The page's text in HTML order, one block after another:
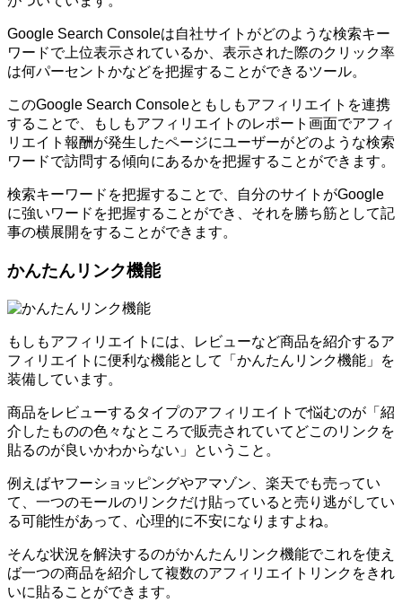
Google Search Consoleは自社サイトがどのような検索キー
ワードで上位表示されているか、表示された際のクリック率
は何パーセントかなどを把握することができるツール。
このGoogle Search Consoleともしもアフィリエイトを連携
することで、もしもアフィリエイトのレポート画面でアフィ
リエイト報酬が発生したページにユーザーがどのような検索
ワードで訪問する傾向にあるかを把握することができます。
検索キーワードを把握することで、自分のサイトがGoogle
に強いワードを把握することができ、それを勝ち筋として記
事の横展開をすることができます。
かんたんリンク機能
もしもアフィリエイトには、レビューなど商品を紹介するア
フィリエイトに便利な機能として「かんたんリンク機能」を
装備しています。
商品をレビューするタイプのアフィリエイトで悩むのが「紹
介したものの色々なところで販売されていてどこのリンクを
貼るのが良いかわからない」ということ。
例えばヤフーショッピングやアマゾン、楽天でも売ってい
て、一つのモールのリンクだけ貼っていると売り逃がしてい
る可能性があって、心理的に不安になりますよね。
そんな状況を解決するのがかんたんリンク機能でこれを使え
ば一つの商品を紹介して複数のアフィリエイトリンクをきれ
いに貼ることができます。